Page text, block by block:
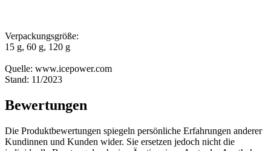
Verpackungsgröße:
15 g, 60 g, 120 g
Quelle: www.icepower.com
Stand: 11/2023
Bewertungen
Die Produktbewertungen spiegeln persönliche Erfahrungen anderer
Kundinnen und Kunden wider. Sie ersetzen jedoch nicht die